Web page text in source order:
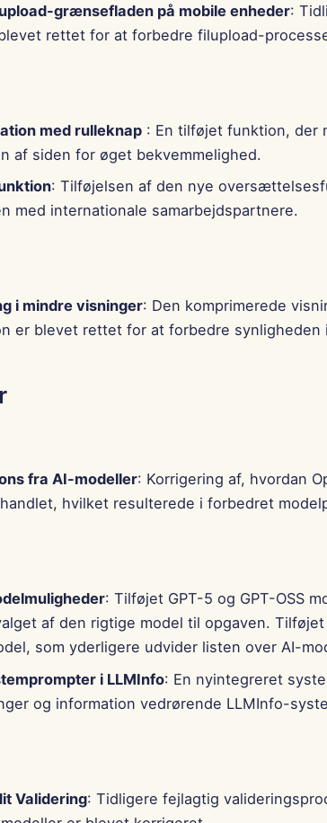
grænsefladen på mobile enheder:
rettet for at forbedre filupload-
med rulleknap: En tilføjet funktion, der
af siden for øget bekvemmelighed.
: Tilføjelsen af den nye
med internationale samarbejdspartnere.
i mindre visninger: Den komprimerede
er blevet rettet for at forbedre synligheden
fra AI-modeller: Korrigering af, hvordan
hvilket resulterede i forbedret
: Tilføjet GPT-5 og GPT-OSS
af den rigtige model til opgaven. Tilføjet
som yderligere udvider listen over AI-
i LLMInfo: En nyintegreret
og information vedrørende LLMInfo-
Validering: Tidligere fejlagtig